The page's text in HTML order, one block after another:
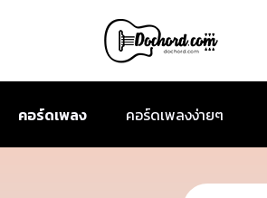
คอร์ดเพลง คอร์ดเพลงง่ายๆ